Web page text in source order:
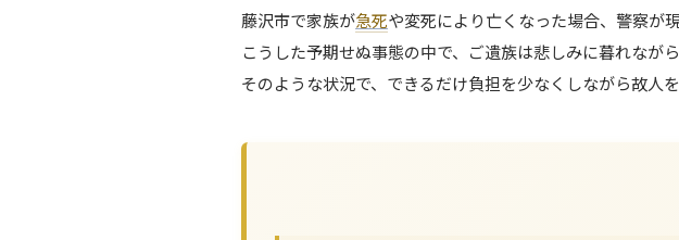
藤沢市で家族が急死や変死により亡くなった場合、警察が
こうした予期せぬ事態の中で、ご遺族は悲しみに暮れなが
そのような状況で、できるだけ負担を少なくしながら故人